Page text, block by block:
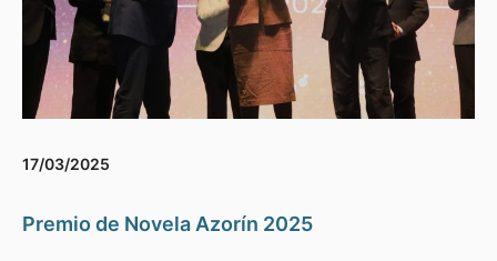
17/03/2025
Premio de Novela Azorín 2025